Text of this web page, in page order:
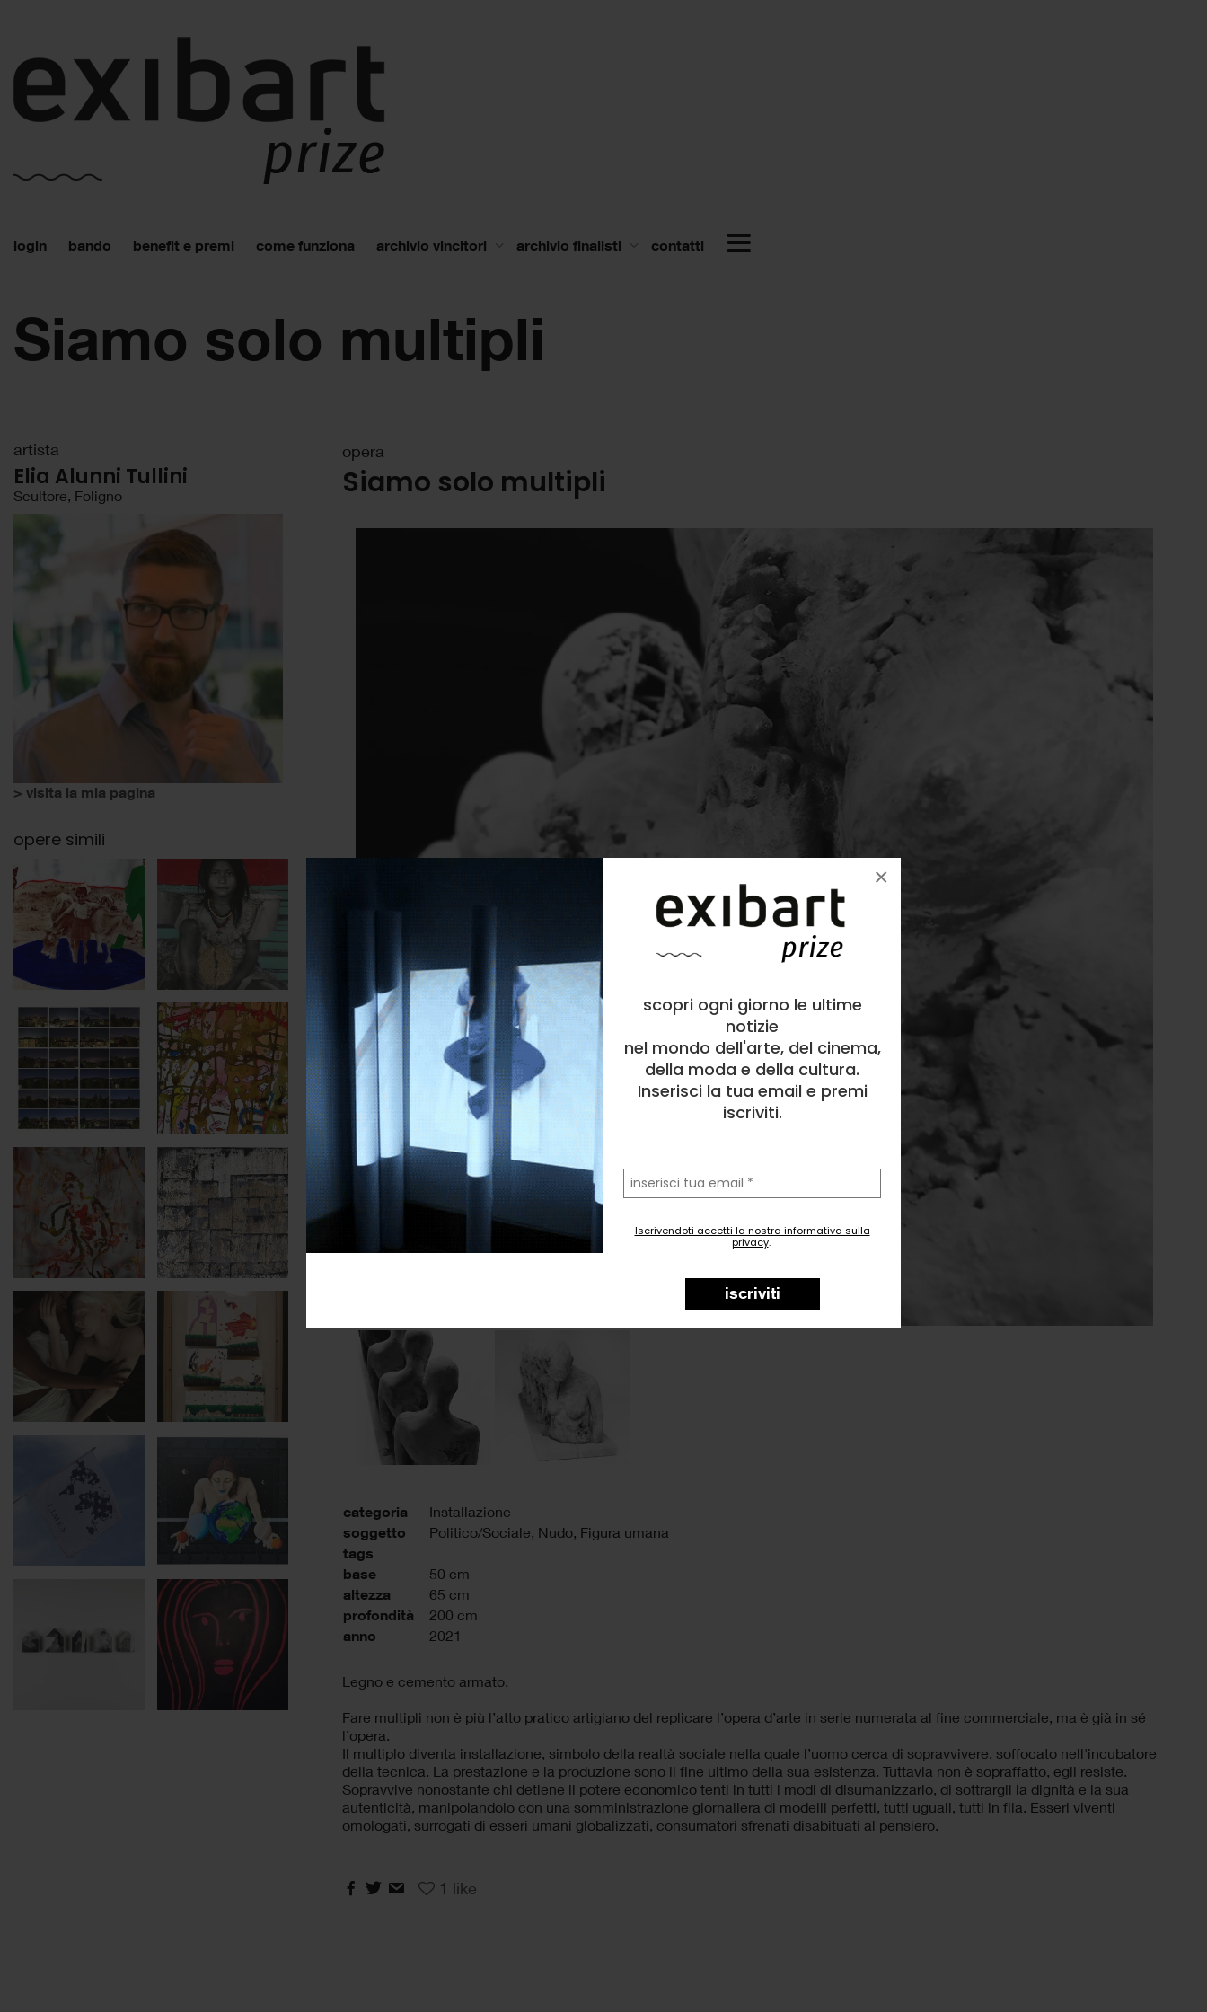
scopri ogni giorno le ultime
notizie
nel mondo dell'arte, del cinema,
della moda e della cultura.
Inserisci la tua email e premi
iscriviti.
la
tua
email
Iscrivendoti accetti la nostra informativa sulla
privacy.
iscriviti
×
login bando benefit e premi come funziona archivio vincitori archivio finalisti contatti
Siamo solo multipli
opera
Siamo solo multipli
categoria Installazione
soggetto Politico/Sociale, Nudo, Figura umana
tags
base
50 cm
altezza 65 cm
profondità 200 cm
anno 2021
Legno e cemento armato.
Fare multipli non è più l’atto pratico artigiano del replicare l’opera d’arte in serie numerata al fine commerciale, ma è già in sé
l’opera.
Il multiplo diventa installazione, simbolo della realtà sociale nella quale l’uomo cerca di sopravvivere, soffocato nell'incubatore
della tecnica. La prestazione e la produzione sono il fine ultimo della sua esistenza. Tuttavia non è sopraffatto, egli resiste.
Sopravvive nonostante chi detiene il potere economico tenti in tutti i modi di disumanizzarlo, di sottrargli la dignità e la sua
autenticità, manipolandolo con una somministrazione giornaliera di modelli perfetti, tutti uguali, tutti in fila. Esseri viventi
omologati, surrogati di esseri umani globalizzati, consumatori sfrenati disabituati al pensiero.
1 like
artista
Elia Alunni Tullini
Scultore, Foligno
> visita la mia pagina
opere simili